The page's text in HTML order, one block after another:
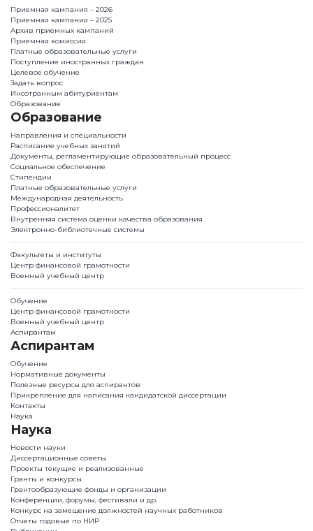
Приемная кампания – 2026
Приемная кампания – 2025
Архив приемных кампаний
Приемная комиссия
Платные образовательные услуги
Поступление иностранных граждан
Целевое обучение
Задать вопрос
Инсотранным абитуриентам
Образование
Образование
Направления и специальности
Расписание учебных занятий
Документы, регламентирующие образовательный процесс
Социальное обеспечение
Стипендии
Платные образовательные услуги
Международная деятельность
Профессионалитет
Внутренняя система оценки качества образования
Электронно-библиотечные системы
Факультеты и институты
Центр финансовой грамотности
Военный учебный центр
Обучение
Центр финансовой грамотности
Военный учебный центр
Аспирантам
Аспирантам
Обучение
Нормативные документы
Полезные ресурсы для аспирантов
Прикрепление для написания кандидатской диссертации
Контакты
Наука
Наука
Новости науки
Диссертационные советы
Проекты текущие и реализованные
Гранты и конкурсы
Грантообразующие фонды и организации
Конференции, форумы, фестивали и др.
Конкурс на замещение должностей научных работников
Отчеты годовые по НИР